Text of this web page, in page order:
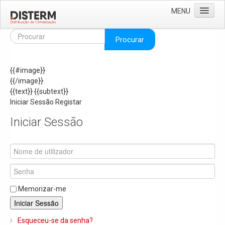
MENU
Home
Áreas de Negócio
Missão e Valores
As Nossas Marcas
Recrutamento
Produtos
Solar
Termoacumuladores e Depósitos de Inércia
Ar Condicionado
Procurar
{{#image}}
{{/image}}
{{text}}{{subtext}}
Iniciar Sessão Registar
Iniciar Sessão
Memorizar-me
Iniciar Sessão
Esqueceu-se da senha?